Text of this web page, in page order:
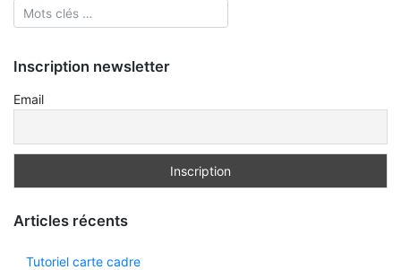
Inscription newsletter
Email
Articles récents
Tutoriel carte cadre